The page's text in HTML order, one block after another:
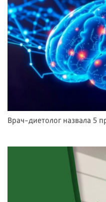
Врач-диетолог назвала 5